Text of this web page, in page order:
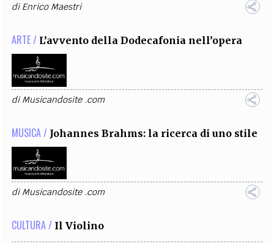
diEnrico Maestri
ARTE / L’avvento della Dodecafonia nell’opera
diMusicandosite .com
MUSICA / Johannes Brahms: la ricerca di uno stile
diMusicandosite .com
CULTURA / Il Violino